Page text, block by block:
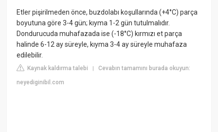
Etler pişirilmeden önce, buzdolabı koşullarında (+4°C) parça
boyutuna göre 3-4 gün; kıyma 1-2 gün tutulmalıdır.
Dondurucuda muhafazada ise (-18°C) kırmızı et parça
halinde 6-12 ay süreyle, kıyma 3-4 ay süreyle muhafaza
edilebilir.
Kaynak kaldırma talebi |Cevabın tamamını burada okuyun:
neyediginibil.com